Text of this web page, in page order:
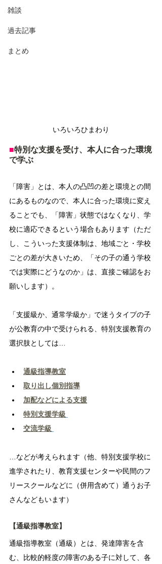
雑談
過去記事
まとめ
いろいろひまわり
■特別な支援を受け、本人に合った環境
で学ぶ
「障害」とは、本人の凸凹の差と環境との間
にあるものなので、本人に合った環境に変え
ることでも、「障害」状態ではなくなり、学
校に適応できるという場合もあります（ただ
し、こういった支援体制は、地域ごと・学校
ごとの差が大きいため、「その子の通う学校
では実際にどうなのか」は、直接ご確認をお
願いします）。
「支援級か、通常学級か」で迷うタイプの子
が公教育の中で受けられる、特別支援教育の
選択肢としては…
通級指導教室
取り出し個別指導
加配などによる支援
特別支援学級
交流学級
…などが考えられます（他、特別支援学校に
進学されたり、教育支援センターや民間のフ
リースクールなどに（併用含めて）通うお子
さんなどもいます）
【通級指導教室】
通級指導教室（通級）とは、発達障害を含
む、比較的軽度の障害のある子に対して、各